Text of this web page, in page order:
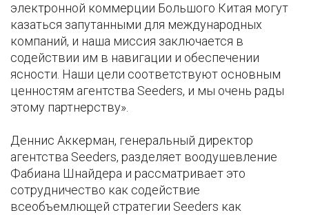
электронной коммерции Большого Китая могут
казаться запутанными для международных
компаний, и наша миссия заключается в
содействии им в навигации и обеспечении
ясности. Наши цели соответствуют основным
ценностям агентства Seeders, и мы очень рады
этому партнерству».
Деннис Аккерман, генеральный директор
агентства Seeders, разделяет воодушевление
Фабиана Шнайдера и рассматривает это
сотрудничество как содействие
всеобъемлющей стратегии Seeders как